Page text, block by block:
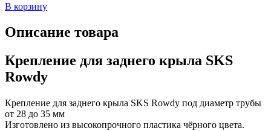
В корзину
Описание товара
Крепление для заднего крыла SKS
Rowdy
Крепление для заднего крыла SKS Rowdy под диаметр трубы
от 28 до 35 мм
Изготовлено из высокопрочного пластика чёрного цвета.